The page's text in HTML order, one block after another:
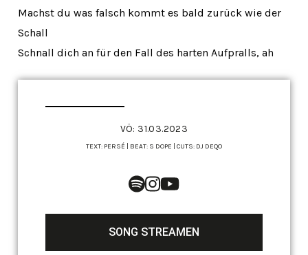
Machst du was falsch kommt es bald zurück wie der
Schall
Schnall dich an für den Fall des harten Aufpralls, ah
VÖ: 31.03.2023
TEXT: PERSÉ | BEAT: S DOPE | CUTS: DJ DEQO
SONG STREAMEN